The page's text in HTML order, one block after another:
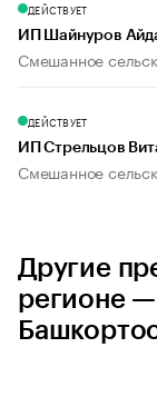
ДЕЙСТВУЕТ
ИП Шайнуров
Смешанное
ДЕЙСТВУЕТ
ИП Стрельцов
Смешанное
Другие
регионе